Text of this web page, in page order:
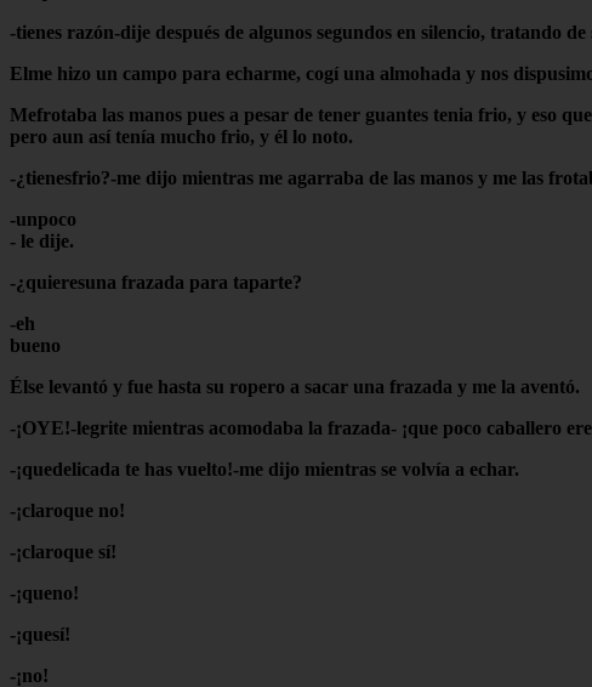
-tienes razón-dije después de algunos segundos en silencio, tratando
Elme hizo un campo para echarme, cogí una almohada y nos
Mefrotaba las manos pues a pesar de tener guantes tenia frio, y eso
pero aun así tenía mucho frio, y él lo noto.
-¿tienesfrio?-me dijo mientras me agarraba de las manos y me las
-unpoco
- le dije.
-¿quieresuna frazada para taparte?
-eh
bueno
Élse levantó y fue hasta su ropero a sacar una frazada y me la aventó.
-¡OYE!-legrite mientras acomodaba la frazada- ¡que poco caballero
-¡quedelicada te has vuelto!-me dijo mientras se volvía a echar.
-¡claroque no!
-¡claroque sí!
-¡queno!
-¡quesí!
-¡no!